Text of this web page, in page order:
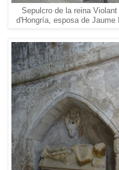
Sepulcro de la reina Violant
d'Hongría, esposa de Jaume I.